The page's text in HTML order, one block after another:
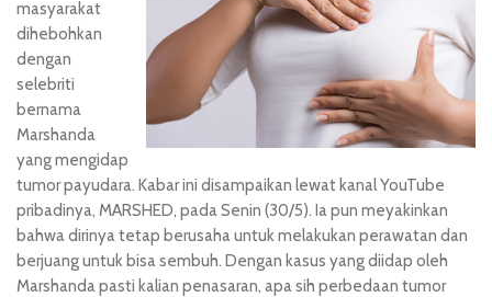
masyarakat
dihebohkan
dengan
selebriti
bernama
Marshanda
yang mengidap
tumor payudara. Kabar ini disampaikan lewat kanal YouTube
pribadinya, MARSHED, pada Senin (30/5). Ia pun meyakinkan
bahwa dirinya tetap berusaha untuk melakukan perawatan dan
berjuang untuk bisa sembuh. Dengan kasus yang diidap oleh
Marshanda pasti kalian penasaran, apa sih perbedaan tumor